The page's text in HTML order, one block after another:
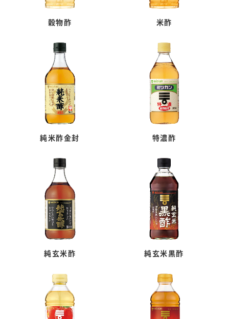
穀物酢 米酢
純米酢金封 特濃酢
純玄米酢 純玄米黒酢